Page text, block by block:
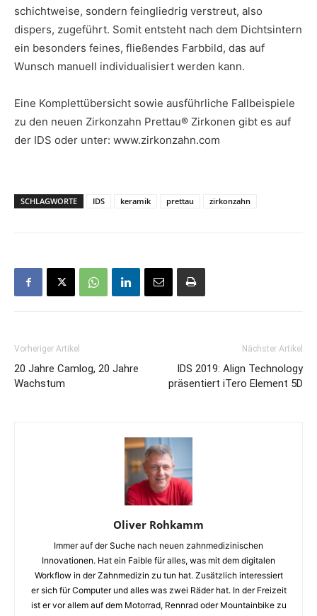
schichtweise, sondern feingliedrig verstreut, also
dispers, zugeführt. Somit entsteht nach dem Dichtsintern
ein besonders feines, fließendes Farbbild, das auf
Wunsch manuell individualisiert werden kann.
Eine Komplettübersicht sowie ausführliche Fallbeispiele
zu den neuen Zirkonzahn Prettau® Zirkonen gibt es auf
der IDS oder unter: www.zirkonzahn.com
SCHLAGWORTE IDS keramik prettau zirkonzahn
Vorheriger Artikel
20 Jahre Camlog, 20 Jahre
Wachstum
Nächster Artikel
IDS 2019: Align Technology
präsentiert iTero Element 5D
Oliver Rohkamm
Immer auf der Suche nach neuen zahnmedizinischen
Innovationen. Hat ein Faible für alles, was mit dem digitalen
Workflow in der Zahnmedizin zu tun hat. Zusätzlich interessiert
er sich für Computer und alles was zwei Räder hat. In der Freizeit
ist er vor allem auf dem Motorrad, Rennrad oder Mountainbike zu